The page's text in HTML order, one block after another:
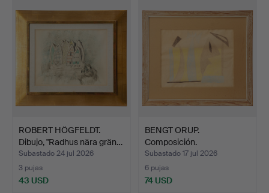
ROBERT HÖGFELDT.
Dibujo, "Radhus nära grän…
Subastado 24 jul 2026
3 pujas
43 USD
BENGT ORUP.
Composición.
Subastado 17 jul 2026
6 pujas
74 USD